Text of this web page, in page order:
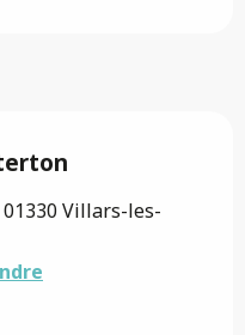
01330 Villars-les-